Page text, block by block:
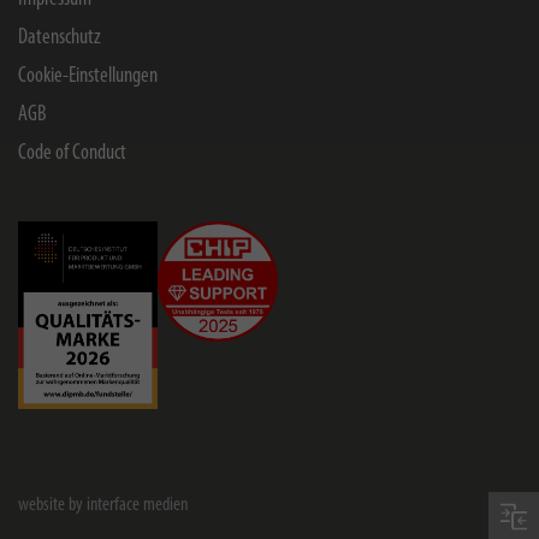
Datenschutz
Cookie-Einstellungen
AGB
Code of Conduct
website by interface medien